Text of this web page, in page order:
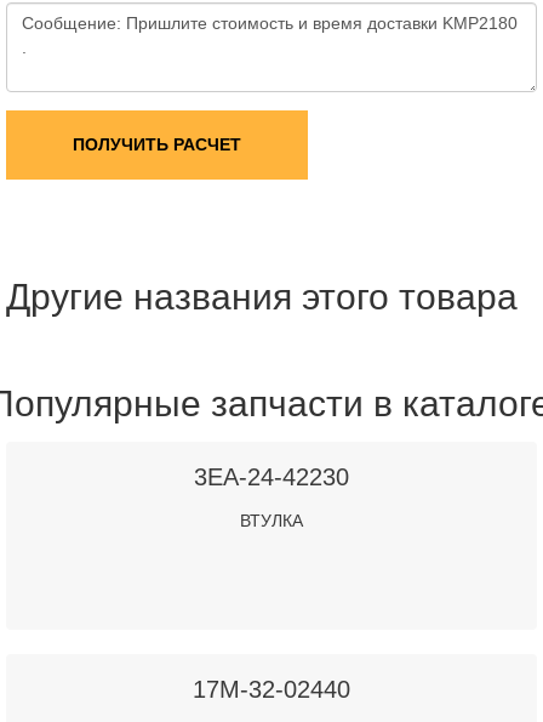
ПОЛУЧИТЬ РАСЧЕТ
Другие названия этого товара
запчасти в
3EA-24-42230
ВТУЛКА
17M-32-02440